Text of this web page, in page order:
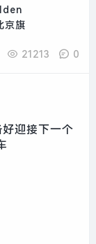
21213 0
好迎接下一个